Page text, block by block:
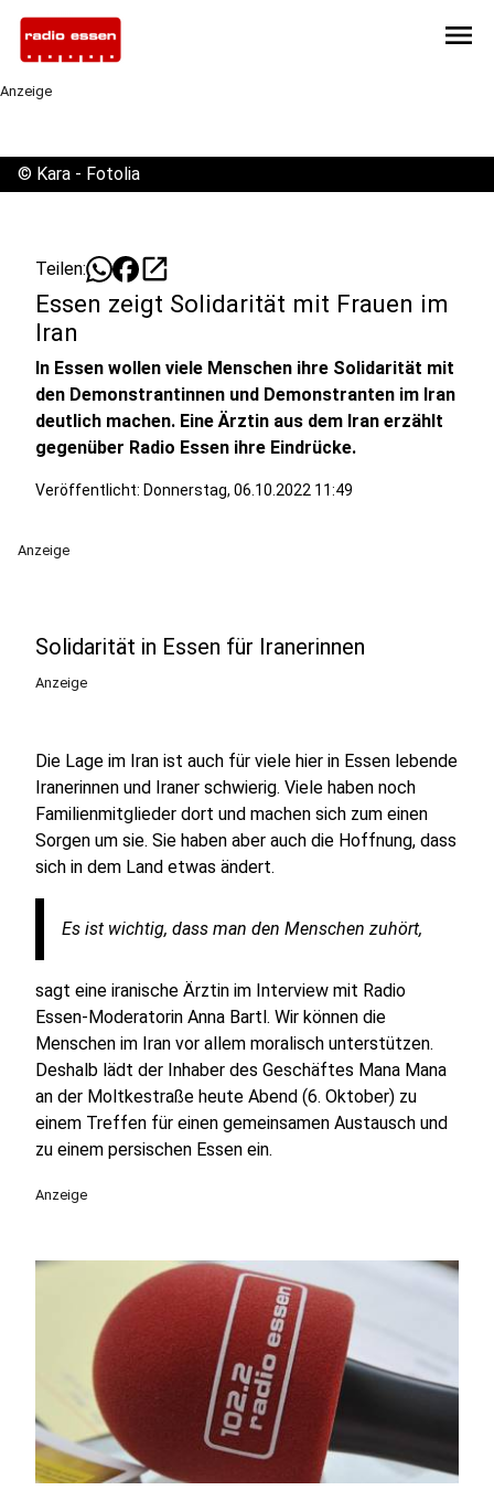
menu
Anzeige
© Kara - Fotolia
Teilen: open_in_new
Essen zeigt Solidarität mit Frauen im
Iran
In Essen wollen viele Menschen ihre Solidarität mit
den Demonstrantinnen und Demonstranten im Iran
deutlich machen. Eine Ärztin aus dem Iran erzählt
gegenüber Radio Essen ihre Eindrücke.
Veröffentlicht: Donnerstag, 06.10.2022 11:49
Anzeige
Solidarität in Essen für Iranerinnen
Anzeige
Die Lage im Iran ist auch für viele hier in Essen lebende
Iranerinnen und Iraner schwierig. Viele haben noch
Familienmitglieder dort und machen sich zum einen
Sorgen um sie. Sie haben aber auch die Hoffnung, dass
sich in dem Land etwas ändert.
Es ist wichtig, dass man den Menschen zuhört,
sagt eine iranische Ärztin im Interview mit Radio
Essen-Moderatorin Anna Bartl. Wir können die
Menschen im Iran vor allem moralisch unterstützen.
Deshalb lädt der Inhaber des Geschäftes Mana Mana
an der Moltkestraße heute Abend (6. Oktober) zu
einem Treffen für einen gemeinsamen Austausch und
zu einem persischen Essen ein.
Anzeige